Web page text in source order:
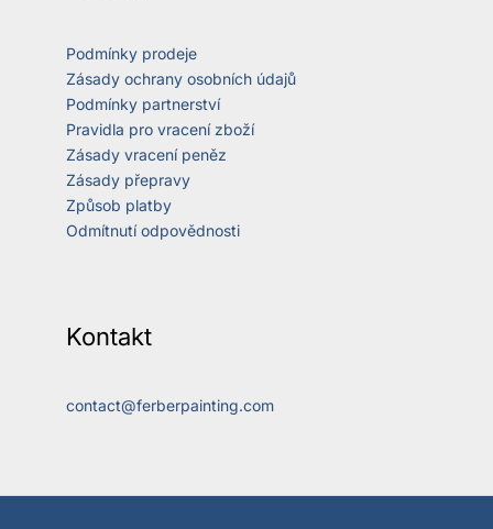
Podmínky prodeje
Zásady ochrany osobních údajů
Podmínky partnerství
Pravidla pro vracení zboží
Zásady vracení peněz
Zásady přepravy
Způsob platby
Odmítnutí odpovědnosti
Kontakt
contact@ferberpainting.com